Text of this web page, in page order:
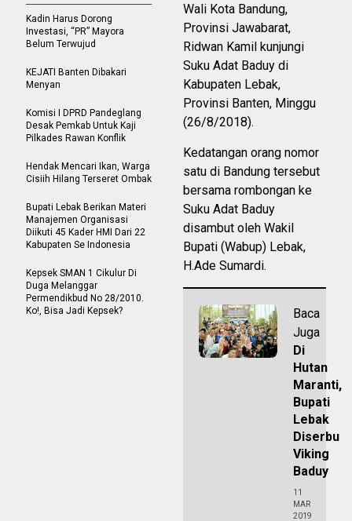
Wali Kota Bandung,
Provinsi Jawabarat,
Ridwan Kamil kunjungi
Suku Adat Baduy di
Kabupaten Lebak,
Provinsi Banten, Minggu
(26/8/2018).
Kedatangan orang nomor
satu di Bandung tersebut
bersama rombongan ke
Suku Adat Baduy
disambut oleh Wakil
Bupati (Wabup) Lebak,
H.Ade Sumardi.
Baca
Juga
Di
Hutan
Maranti,
Bupati
Lebak
Diserbu
Viking
Baduy
11
MAR
2019
Kadin Harus Dorong
Investasi, “PR” Mayora
Belum Terwujud
KEJATI Banten Dibakari
Menyan
Komisi I DPRD Pandeglang
Desak Pemkab Untuk Kaji
Pilkades Rawan Konflik
Hendak Mencari Ikan, Warga
Cisiih Hilang Terseret Ombak
Bupati Lebak Berikan Materi
Manajemen Organisasi
Diikuti 45 Kader HMI Dari 22
Kabupaten Se Indonesia
Kepsek SMAN 1 Cikulur Di
Duga Melanggar
Permendikbud No 28/2010.
Ko!, Bisa Jadi Kepsek?